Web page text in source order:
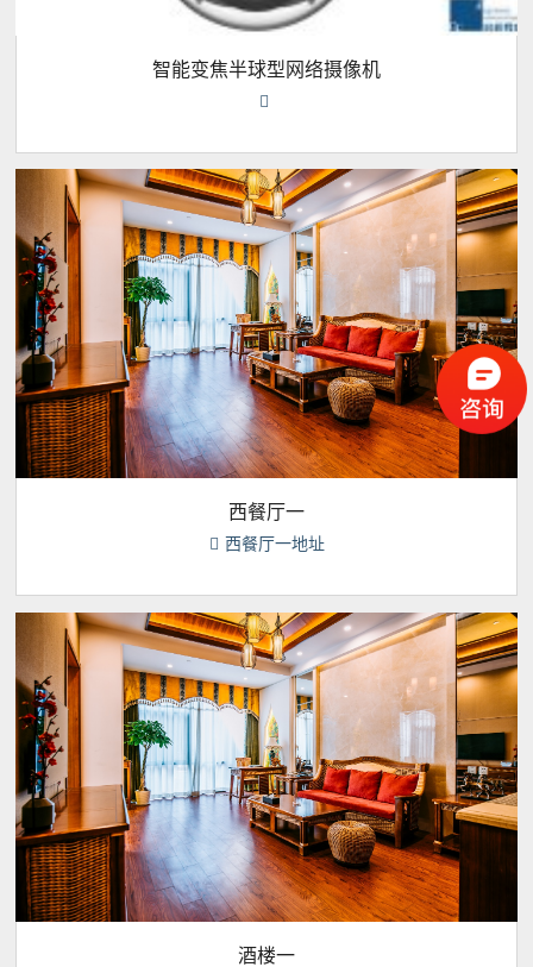
智能变焦半球型网络摄像机

西餐厅一
 西餐厅一地址
酒楼一